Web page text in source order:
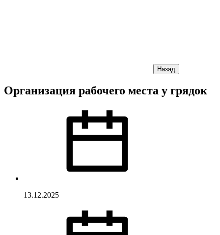
Назад
Организация рабочего места у грядок
13.12.2025